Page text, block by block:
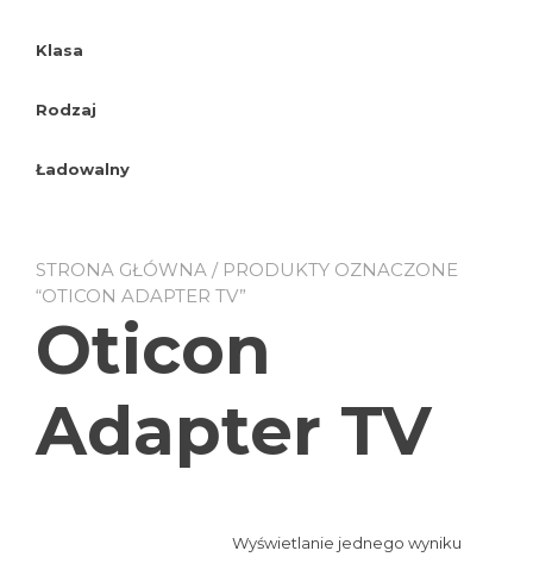
STRONA GŁÓWNA / PRODUKTY OZNACZONE
“OTICON ADAPTER TV”
Oticon
Adapter TV
Wyświetlanie jednego wyniku
Klasa
Rodzaj
Ładowalny